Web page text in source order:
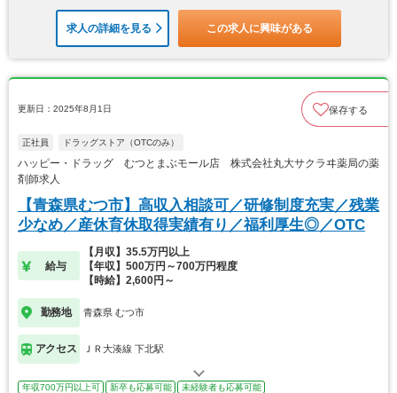
求人の詳細を見る この求人に興味がある
更新日：2025年8月1日 保存する
正社員 ドラッグストア（OTCのみ）
ハッピー・ドラッグ むつとまぶモール店 株式会社丸大サクラヰ薬局の薬
剤師求人
【青森県むつ市】高収入相談可／研修制度充実／残業
少なめ／産休育休取得実績有り／福利厚生◎／OTC
給与
【月収】35.5万円以上
【年収】500万円～700万円程度
【時給】2,600円～
勤務地 青森県 むつ市
アクセス ＪＲ大湊線 下北駅
年収700万円以上可 新卒も応募可能
未経験者も応募可能